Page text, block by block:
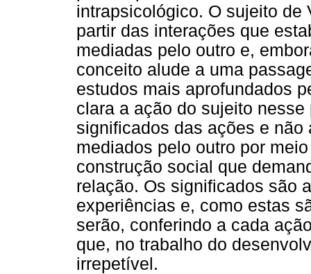
intrapsicológico. O sujeito
partir das interações que
mediadas pelo outro e,
conceito alude a uma
estudos mais aprofundados
clara a ação do sujeito
significados das ações e
mediados pelo outro por
construção social que
relação. Os significados são
experiências e, como estas
serão, conferindo a cada
que, no trabalho do
irrepetível.